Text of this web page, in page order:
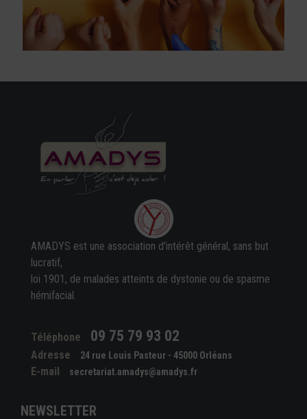
AMADYS est une association d'intérêt général, sans but
lucratif,
loi 1901, de malades atteints de dystonie ou de spasme
hémifacial.
Téléphone 09 75 79 93 02
Adresse 24 rue Louis Pasteur - 45000 Orléans
E-mail secretariat.amadys@amadys.fr
NEWSLETTER